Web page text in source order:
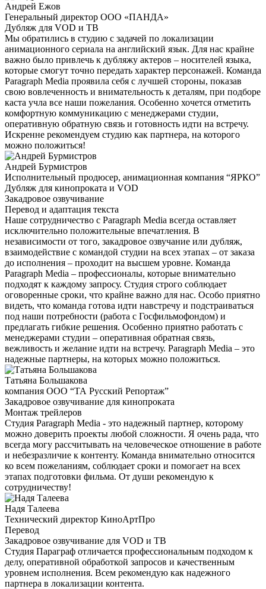
Андрей Ежов
Генеральный директор ООО «ПАНДА»
Дубляж для VOD и ТВ
Мы обратились в студию с задачей по локализации
анимационного сериала на английский язык. Для нас крайне
важно было привлечь к дубляжу актеров – носителей языка,
которые смогут точно передать характер персонажей. Команда
Paragraph Media проявила себя с лучшей стороны, показав
свою вовлеченность и внимательность к деталям, при подборе
каста учла все наши пожелания. Особенно хочется отметить
комфортную коммуникацию с менеджерами студии,
оперативную обратную связь и готовность идти на встречу.
Искренне рекомендуем студию как партнера, на которого
можно положиться!
Андрей Бурмистров
Исполнительный продюсер, анимационная компания “ЯРКО”
Дубляж для кинопроката и VOD
Закадровое озвучивание
Перевод и адаптация текста
Наше сотрудничество с Paragraph Media всегда оставляет
исключительно положительные впечатления. В
независимости от того, закадровое озвучание или дубляж,
взаимодействие с командой студии на всех этапах – от заказа
до исполнения – проходит на высшем уровне. Команда
Paragraph Media – профессионалы, которые внимательно
подходят к каждому запросу. Студия строго соблюдает
оговоренные сроки, что крайне важно для нас. Особо приятно
видеть, что команда готова идти навстречу и подстраиваться
под наши потребности (работа с Госфильмофондом) и
предлагать гибкие решения. Особенно приятно работать с
менеджерами студии – оперативная обратная связь,
вежливость и желание идти на встречу. Paragraph Media – это
надежные партнеры, на которых можно положиться.
Татьяна Большакова
компания ООО “ТА Русский Репортаж”
Закадровое озвучивание для кинопроката
Монтаж трейлеров
Студия Paragraph Media - это надежный партнер, которому
можно доверить проекты любой сложности. Я очень рада, что
всегда могу рассчитывать на человеческое отношение в работе
и небезразличие к контенту. Команда внимательно относится
ко всем пожеланиям, соблюдает сроки и помогает на всех
этапах подготовки фильма. От души рекомендую к
сотрудничеству!
Надя Талеева
Технический директор КиноАртПро
Перевод
Закадровое озвучивание для VOD и ТВ
Студия Параграф отличается профессиональным подходом к
делу, оперативной обработкой запросов и качественным
уровнем исполнения. Всем рекомендую как надежного
партнера в локализации контента.